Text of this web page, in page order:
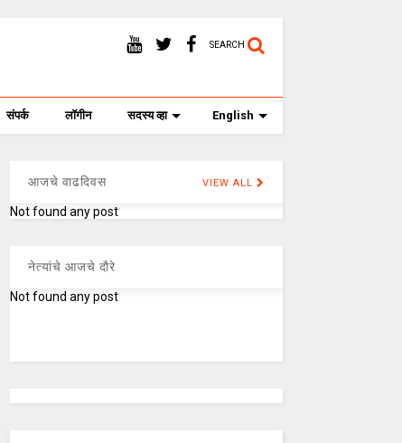
SEARCH
संपर्क लॉगीन सदस्य व्हा English
आजचे वाढदिवस VIEW ALL
Not found any post
नेत्यांचे आजचे दौरे
Not found any post